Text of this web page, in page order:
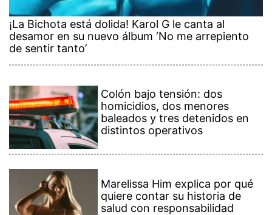
¡La Bichota está dolida! Karol G le canta al
desamor en su nuevo álbum ‘No me arrepiento
de sentir tanto’
Colón bajo tensión: dos
homicidios, dos menores
baleados y tres detenidos en
distintos operativos
Marelissa Him explica por qué
quiere contar su historia de
salud con responsabilidad